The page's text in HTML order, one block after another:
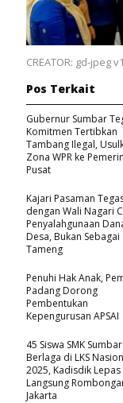
CREATOR: gd-jpeg
Pos Terkait
Gubernur Sumbar
Komitmen Tertibkan
Tambang Ilegal,
Zona WPR ke
Pusat
Kajari Pasaman
dengan Wali Nagari
Penyalahgunaan
Desa, Bukan Sebagai
Tameng
Penuhi Hak Anak,
Padang Dorong
Pembentukan
Kepengurusan APSAI
45 Siswa SMK Sumbar
Berlaga di LKS
2025, Kadisdik Lepas
Langsung
Jakarta